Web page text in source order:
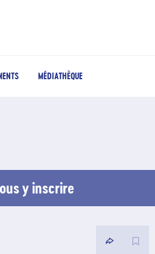
MÉDIATHÈQUE
y inscrire